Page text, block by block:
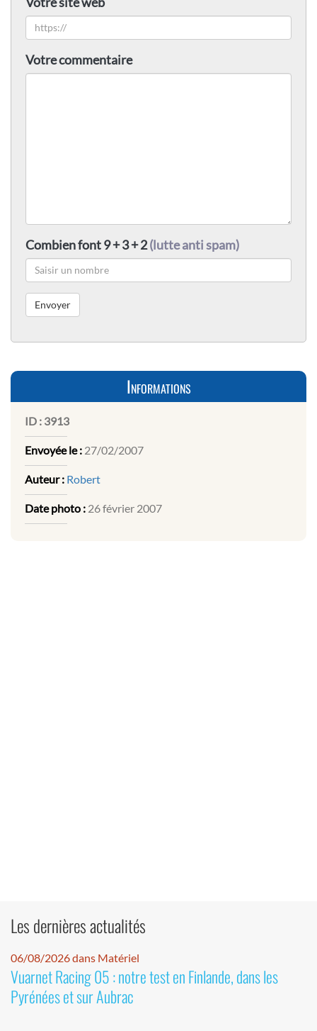
Votre commentaire
Combien font 9 + 3 + 2(lutte anti spam)
Informations
ID : 3913
Envoyée le : 27/02/2007
Auteur : Robert
Date photo : 26 février 2007
Les dernières actualités
06/08/2026 dans Matériel
Vuarnet Racing 05 : notre test en Finlande, dans les
Pyrénées et sur Aubrac